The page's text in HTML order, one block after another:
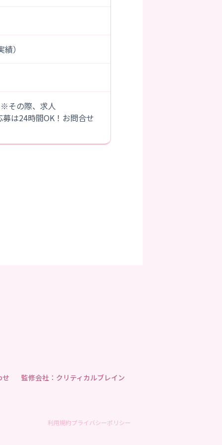
）
その際、求人
は24時間OK！お問合せ
せ 監修会社：クリティカルブレイン
利用規約プライバシーポリシー